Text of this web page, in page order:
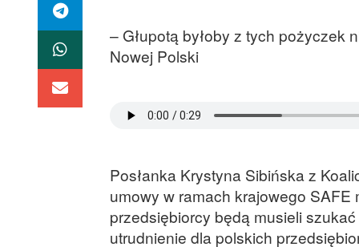
– Głupotą byłoby z tych pożyczek
Nowej Polski
Posłanka Krystyna Sibińska z
umowy w ramach krajowego
przedsiębiorcy będą musieli
utrudnienie dla polskich